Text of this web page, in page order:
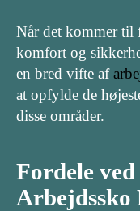
Når det kommer til
komfort og
en bred vifte af
at opfylde de
disse områder.
Fordele ved
Arbejdssko